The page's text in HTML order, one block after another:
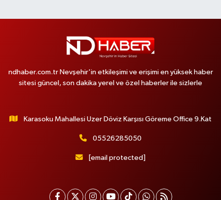
ndhaber.com.tr Nevşehir'in etkileşimi ve erişimi en yüksek haber
sitesi güncel, son dakika yerel ve özel haberler ile sizlerle
Karasoku Mahallesi Uzer Döviz Karşısı Göreme Office 9.Kat
05526285050
[email protected]